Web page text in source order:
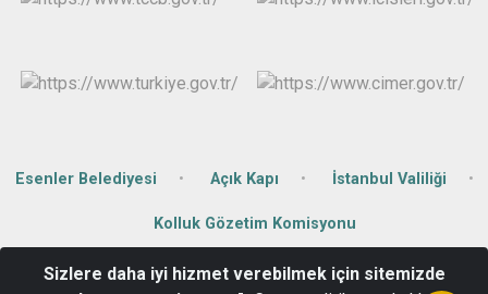
Esenler Belediyesi Açık Kapı İstanbul Valiliği
Kolluk Gözetim Komisyonu
Menderes Mah. Çinçindere Cad. No: 151 Esenler/İstanbul
Sizlere daha iyi hizmet verebilmek için sitemizde